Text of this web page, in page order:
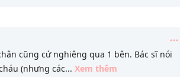
cũng cứ nghiêng qua 1 bên. Bác sĩ nói
(nhưng các... Xem thêm